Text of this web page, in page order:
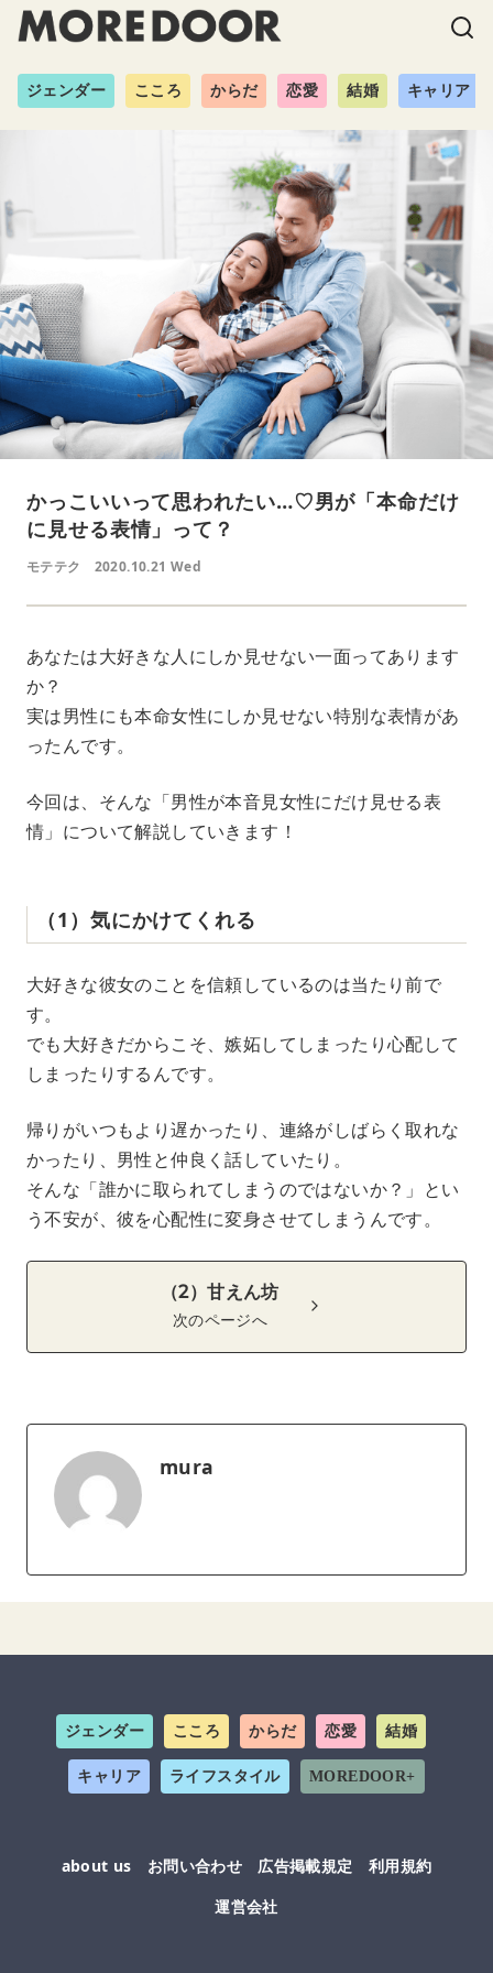
ジェンダー こころ からだ 恋愛 結婚 キャリア
かっこいいって思われたい…♡男が「本命だけ
に見せる表情」って？
モテテク 2020.10.21 Wed
あなたは大好きな人にしか見せない一面ってあります
か？
実は男性にも本命女性にしか見せない特別な表情があ
ったんです。
今回は、そんな「男性が本音見女性にだけ見せる表
情」について解説していきます！
（1）気にかけてくれる
大好きな彼女のことを信頼しているのは当たり前で
す。
でも大好きだからこそ、嫉妬してしまったり心配して
しまったりするんです。
帰りがいつもより遅かったり、連絡がしばらく取れな
かったり、男性と仲良く話していたり。
そんな「誰かに取られてしまうのではないか？」とい
う不安が、彼を心配性に変身させてしまうんです。
（2）甘えん坊
次のページへ
mura
ジェンダー こころ からだ 恋愛 結婚
キャリア ライフスタイル MOREDOOR+
about us お問い合わせ 広告掲載規定
利用規約
運営会社